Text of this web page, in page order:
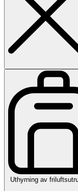
Uthyrning av